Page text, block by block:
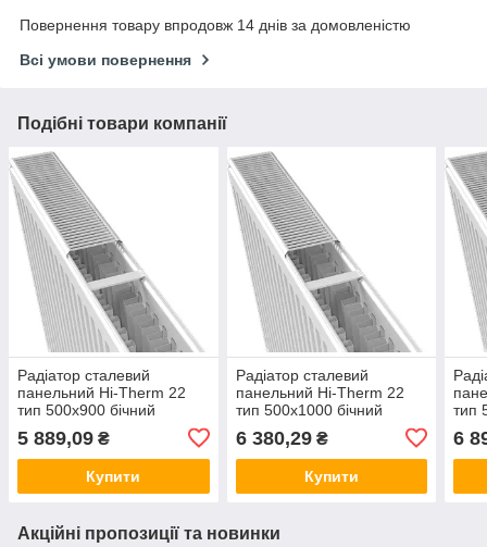
Повернення товару впродовж 14 днів за домовленістю
Всі умови повернення
Подібні товари компанії
Радіатор сталевий
панельний Hi-Therm 22
тип 500x900 бічний
5 889,09 ₴
Купити
Радіатор сталевий
панельний Hi-Therm 22
тип 500x1000 бічний
6 380,29₴
Купити
тип
6
Акційні пропозиції та новинки